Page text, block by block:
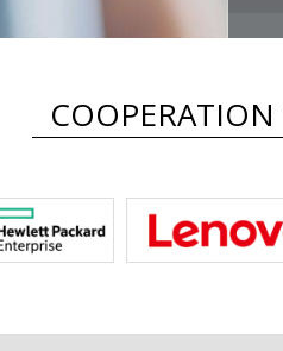
COOPERATION